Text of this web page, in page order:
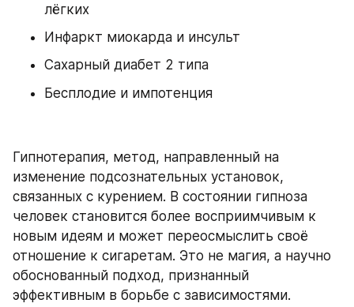
лёгких
Инфаркт миокарда и инсульт
Сахарный диабет 2 типа
Бесплодие и импотенция
Гипнотерапия, метод, направленный на
изменение подсознательных установок,
связанных с курением. В состоянии гипноза
человек становится более восприимчивым к
новым идеям и может переосмыслить своё
отношение к сигаретам. Это не магия, а научно
обоснованный подход, признанный
эффективным в борьбе с зависимостями.